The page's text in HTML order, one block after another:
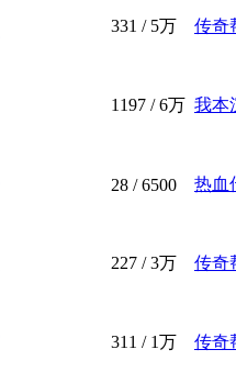
331 / 5万 传奇
1197 /6万 我本
28 / 6500 热血
227 /3万 传奇
311 / 1万 传奇